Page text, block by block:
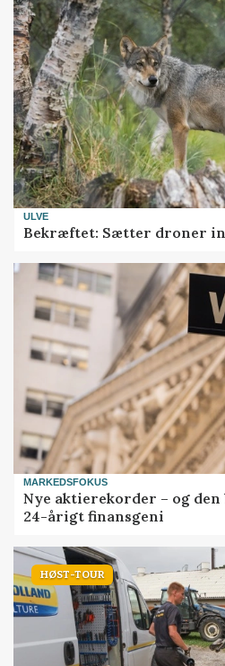
ULVE
Bekræftet: Sætter droner
MARKEDSFOKUS
Nye aktierekorder – og
24-årigt finansgeni
HØST-TOUR